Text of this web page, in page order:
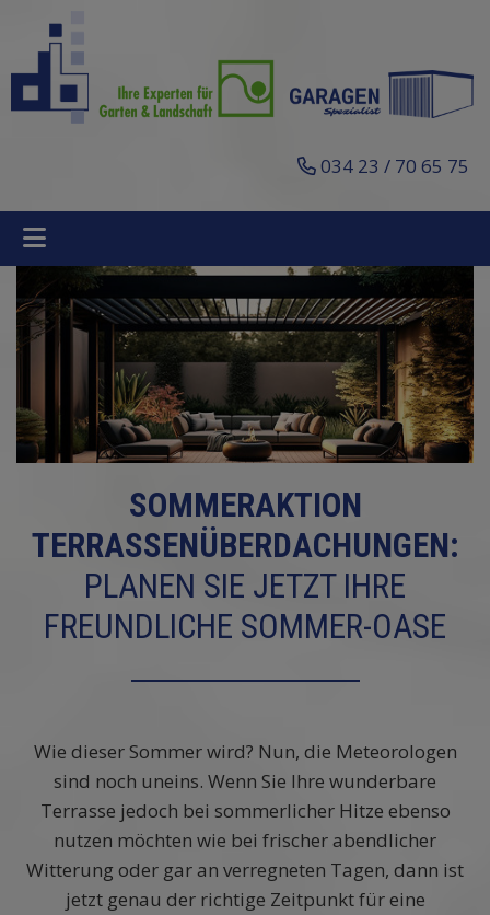
034 23 / 70 65 75
SOMMERAKTION
TERRASSENÜBERDACHUNGEN:
PLANEN SIE JETZT IHRE
FREUNDLICHE SOMMER-OASE
Wie dieser Sommer wird? Nun, die Meteorologen
sind noch uneins. Wenn Sie Ihre wunderbare
Terrasse jedoch bei sommerlicher Hitze ebenso
nutzen möchten wie bei frischer abendlicher
Witterung oder gar an verregneten Tagen, dann ist
jetzt genau der richtige Zeitpunkt für eine